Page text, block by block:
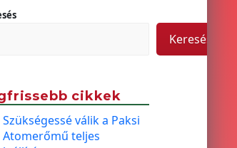
Keresés
cikkek
Szükségessé válik a Paksi
Atomerőmű teljes